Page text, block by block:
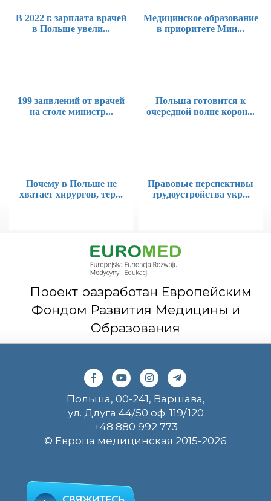
В 2022 г. зарплата врачей
в Польше увели...
Медицинское образование
в приоритете Мин...
199 заявлений от врачей
на столе министр...
Польша готовится к
очередной волне корон...
Почему в Польше не
хватает хирургов, тер...
Правовые перспективы
трудоустройства укр...
Проект разработан Европейским
Фондом Развития Медицины и
Образования
Польша, 00-241, Варшава,
ул. Длуга 44/50 оф. 119/120
+48 880 992 773
© Европа медицинская 2015-2026